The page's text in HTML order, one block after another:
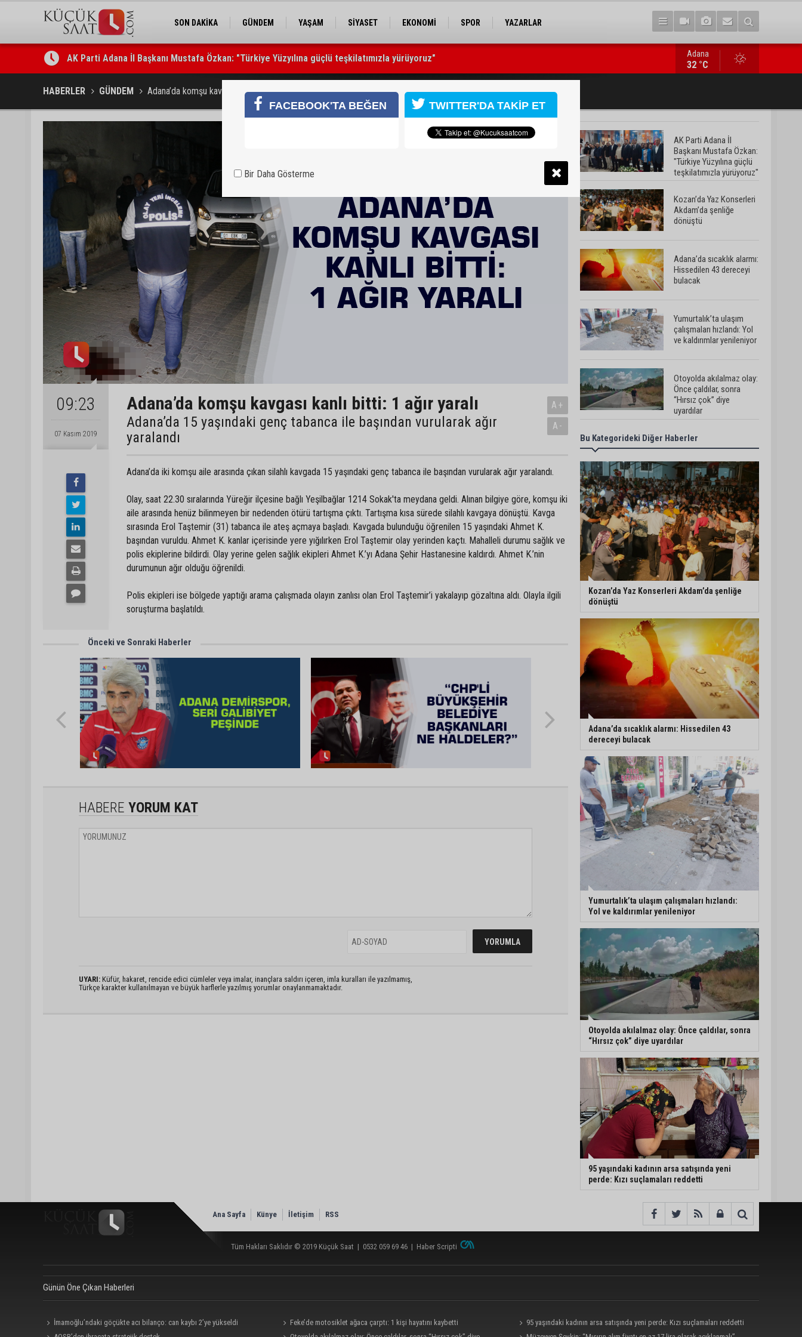
SON DAKİKA GÜNDEM YAŞAM SİYASET EKONOMİ SPOR YAZARLAR
AK Parti Adana İl Başkanı Mustafa Özkan: "Türkiye Yüzyılına güçlü teşkilatımızla yürüyoruz"
Kozan’da Yaz Konserleri Akdam’da şenliğe dönüştü
Adana’da sıcaklık alarmı: Hissedilen 43 dereceyi bulacak
Adana
32 °C
HABERLER GÜNDEM Adana’da komşu kavgası kanlı bitti: 1 ağır yaralı
09:23
07 Kasım 2019
Adana’da komşu kavgası kanlı bitti: 1 ağır yaralı
Adana’da 15 yaşındaki genç tabanca ile başından vurularak ağır
yaralandı
A+
A-
Adana’da iki komşu aile arasında çıkan silahlı kavgada 15 yaşındaki genç tabanca ile başından vurularak ağır yaralandı.
Olay, saat 22.30 sıralarında Yüreğir ilçesine bağlı Yeşilbağlar 1214 Sokak'ta meydana geldi. Alınan bilgiye göre, komşu iki
aile arasında henüz bilinmeyen bir nedenden ötürü tartışma çıktı. Tartışma kısa sürede silahlı kavgaya dönüştü. Kavga
sırasında Erol Taştemir (31) tabanca ile ateş açmaya başladı. Kavgada bulunduğu öğrenilen 15 yaşındaki Ahmet K.
başından vuruldu. Ahmet K. kanlar içerisinde yere yığılırken Erol Taştemir olay yerinden kaçtı. Mahalleli durumu sağlık ve
polis ekiplerine bildirdi. Olay yerine gelen sağlık ekipleri Ahmet K.’yı Adana Şehir Hastanesine kaldırdı. Ahmet K.’nin
durumunun ağır olduğu öğrenildi.
Polis ekipleri ise bölgede yaptığı arama çalışmada olayın zanlısı olan Erol Taştemir’i yakalayıp gözaltına aldı. Olayla ilgili
soruşturma başlatıldı.
Önceki ve Sonraki Haberler
HABERE YORUM KAT
UYARI: Küfür, hakaret, rencide edici cümleler veya imalar, inançlara saldırı içeren, imla kuralları ile yazılmamış,
Türkçe karakter kullanılmayan ve büyük harflerle yazılmış yorumlar onaylanmamaktadır.
AK Parti Adana İl
Başkanı Mustafa Özkan:
"Türkiye Yüzyılına güçlü
teşkilatımızla yürüyoruz"
Kozan’da Yaz Konserleri
Akdam’da şenliğe
dönüştü
Adana’da sıcaklık alarmı:
Hissedilen 43 dereceyi
bulacak
Yumurtalık’ta ulaşım
çalışmaları hızlandı: Yol
ve kaldırımlar yenileniyor
Otoyolda akılalmaz olay:
Önce çaldılar, sonra
“Hırsız çok” diye
uyardılar
Müzeyyen Şevkin:
“Mısırın alım fiyatı en az
17 lira olarak
açıklanmalı”
95 yaşındaki kadının arsa
satışında yeni perde: Kızı
suçlamaları reddetti
İmamoğlu’ndaki göçükte
acı bilanço: can kaybı
2’ye yükseldi
Feke’de motosiklet
ağaca çarptı: 1 kişi
hayatını kaybetti
AOSB’den ihracata
stratejik destek
Bu Kategorideki Diğer Haberler
Kozan’da Yaz Konserleri Akdam’da şenliğe
dönüştü
Adana’da sıcaklık alarmı: Hissedilen 43
dereceyi bulacak
Yumurtalık’ta ulaşım çalışmaları hızlandı:
Yol ve kaldırımlar yenileniyor
Otoyolda akılalmaz olay: Önce çaldılar, sonra
“Hırsız çok” diye uyardılar
95 yaşındaki kadının arsa satışında yeni
perde: Kızı suçlamaları reddetti
Ana Sayfa Künye İletişim RSS
Tüm Hakları Saklıdır © 2019 Küçük Saat | 0532 059 69 46 | Haber Scripti
Günün Öne Çıkan Haberleri
İmamoğlu’ndaki göçükte acı bilanço: can kaybı 2’ye yükseldi Feke’de motosiklet ağaca çarptı: 1 kişi hayatını kaybetti
95 yaşındaki kadının arsa satışında yeni perde: Kızı suçlamaları reddetti
FACEBOOK'TA BEĞEN TWITTER'DA TAKİP ET
Bir Daha Gösterme